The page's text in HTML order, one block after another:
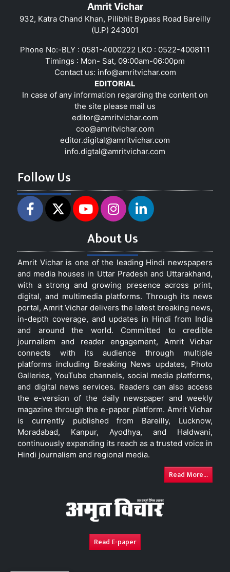
Amrit Vichar
932, Katra Chand Khan, Pilibhit Bypass Road Bareilly
(U.P) 243001
Phone No:-BLY : 0581-4000222 LKO : 0522-4008111
Timings : Mon- Sat, 09:00am-06:00pm
Contact us: info@amritvichar.com
EDITORIAL
In case of any information regarding the content on
the site please mail us
editor@amritvichar.com
coo@amritvichar.com
editor.digital@amritvichar.com
info.digtal@amritvichar.com
Follow Us
About Us
Amrit Vichar is one of the leading Hindi newspapers
and media houses in Uttar Pradesh and Uttarakhand,
with a strong and growing presence across print,
digital, and multimedia platforms. Through its news
portal, Amrit Vichar delivers the latest breaking news,
in-depth coverage, and updates in Hindi from India
and around the world. Committed to credible
journalism and reader engagement, Amrit Vichar
connects with its audience through multiple
platforms including Breaking News updates, Photo
Galleries, YouTube channels, social media platforms,
and digital news services. Readers can also access
the e-version of the daily newspaper and weekly
magazine through the e-paper platform. Amrit Vichar
is currently published from Bareilly, Lucknow,
Moradabad, Kanpur, Ayodhya, and Haldwani,
continuously expanding its reach as a trusted voice in
Hindi journalism and regional media.
Read More...
Read E-paper